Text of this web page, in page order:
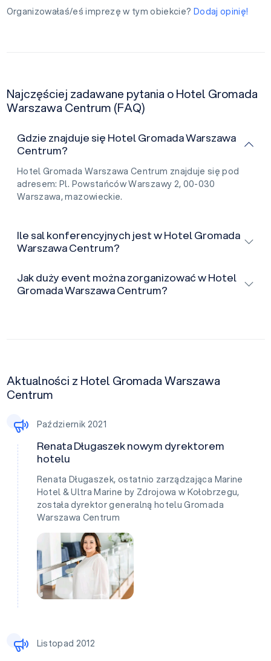
Organizowałaś/eś imprezę w tym obiekcie? Dodaj opinię!
Najczęściej zadawane pytania o Hotel Gromada
Warszawa Centrum (FAQ)
Gdzie znajduje się Hotel Gromada Warszawa
Centrum?
Hotel Gromada Warszawa Centrum znajduje się pod
adresem: Pl. Powstańców Warszawy 2, 00-030
Warszawa, mazowieckie.
Ile sal konferencyjnych jest w Hotel Gromada
Warszawa Centrum?
Jak duży event można zorganizować w Hotel
Gromada Warszawa Centrum?
Aktualności z Hotel Gromada Warszawa
Centrum
Październik 2021
Renata Długaszek nowym dyrektorem
hotelu
Renata Długaszek, ostatnio zarządzająca Marine
Hotel & Ultra Marine by Zdrojowa w Kołobrzegu,
została dyrektor generalną hotelu Gromada
Warszawa Centrum
Listopad 2012